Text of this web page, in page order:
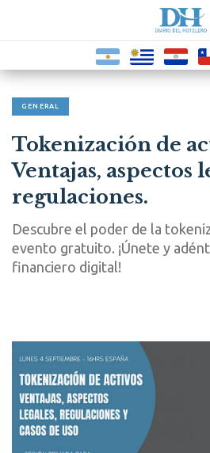
GENERAL
Tokenización de
Ventajas, aspectos
regulaciones.
Descubre el poder de la
evento gratuito. ¡Únete y
financiero digital!